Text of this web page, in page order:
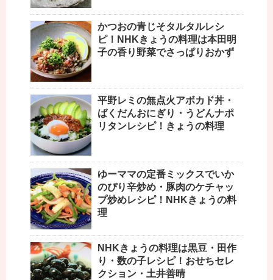
かつおの青じそタルタルレシ
ピ！NHKきょうの料理は本田明
子の香り野菜でさっぱりおかず
平野レミの無点火アボカド丼・
ばくだんおにぎり・うどんナポ
リタンレシピ！きょうの料理
ゆーママの定番ミックスでいか
のぴり辛炒め・豚肉のケチャッ
プ炒めレシピ！NHKきょうの料
理
NHKきょうの料理は黒豆・田作
り・数の子レシピ！おせちセレ
クション・土井善晴